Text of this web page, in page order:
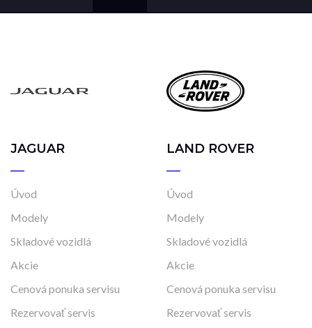
JAGUAR
Úvod
Modely
Skladové vozidlá
Akcie
Cenová ponuka servisu
Rezervovať servis
LAND ROVER
Úvod
Modely
Skladové vozidlá
Akcie
Cenová ponuka servisu
Rezervovať servis